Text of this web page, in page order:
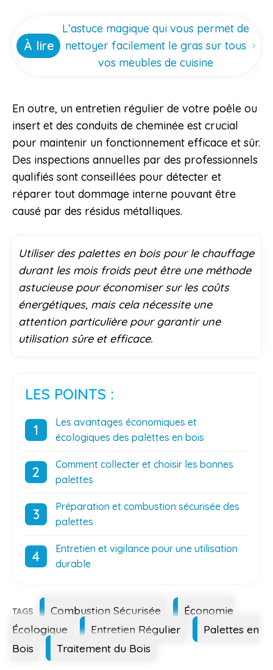
À lire
L’astuce magique qui vous permet de
nettoyer facilement le gras sur tous
vos meubles de cuisine
En outre, un entretien régulier de votre poêle ou
insert et des conduits de cheminée est crucial
pour maintenir un fonctionnement efficace et sûr.
Des inspections annuelles par des professionnels
qualifiés sont conseillées pour détecter et
réparer tout dommage interne pouvant être
causé par des résidus métalliques.
Utiliser des palettes en bois pour le chauffage
durant les mois froids peut être une méthode
astucieuse pour économiser sur les coûts
énergétiques, mais cela nécessite une
attention particulière pour garantir une
utilisation sûre et efficace.
LES POINTS :
Les avantages économiques et
écologiques des palettes en bois
Comment collecter et choisir les bonnes
palettes
Préparation et combustion sécurisée des
palettes
Entretien et vigilance pour une utilisation
durable
Étiquettes
Combustion Sécurisée
Économie
Écologique
Entretien Régulier
Palettes en
Bois
Traitement du Bois